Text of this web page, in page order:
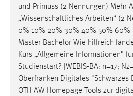
und Primuss (2 Nennungen) Mehr
„Wissenschaftliches Arbeiten“ (2
0% 10% 20% 30% 40% 50%
Master Bachelor Wie hilfreich
Kurs „Allgemeine Informationen“
Studienstart? [WEBIS-BA: n=17;
Oberfranken Digitales "Schwarzes
OTH AW Homepage Tools zur